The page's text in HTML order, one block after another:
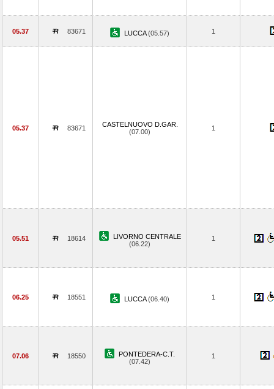
05.37 83671 LUCCA(05.57) 1
05.37 83671
CASTELNUOVO D.GAR.
(07.00)
1
05.51 18614
LIVORNO CENTRALE
(06.22)
1
06.25 18551 LUCCA(06.40) 1
07.06 18550
PONTEDERA-C.T.
(07.42)
1